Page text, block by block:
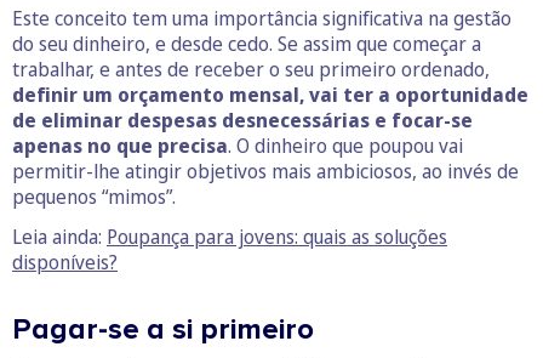
Este conceito tem uma importância significativa na gestão
do seu dinheiro, e desde cedo. Se assim que começar a
trabalhar, e antes de receber o seu primeiro ordenado,
definir um orçamento mensal, vai ter a oportunidade
de eliminar despesas desnecessárias e focar-se
apenas no que precisa. O dinheiro que poupou vai
permitir-lhe atingir objetivos mais ambiciosos, ao invés de
pequenos “mimos”.
Leia ainda: Poupança para jovens: quais as soluções
disponíveis?
Pagar-se a si primeiro